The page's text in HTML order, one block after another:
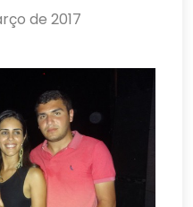
de 2017